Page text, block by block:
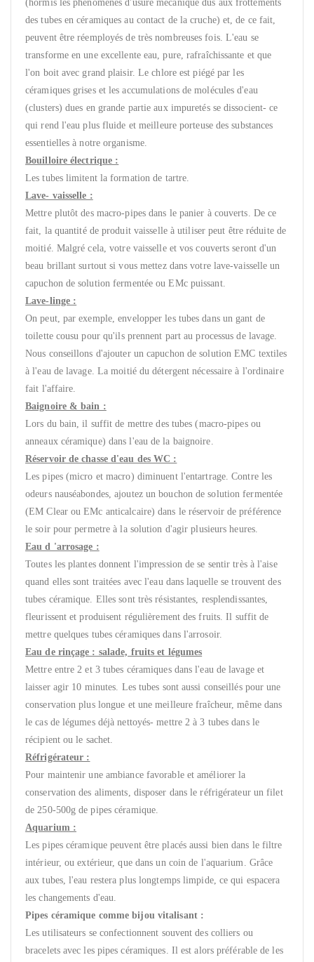
(hormis les phénomènes d'usure mécanique dus aux frottements
des tubes en céramiques au contact de la cruche) et, de ce fait,
peuvent être réemployés de très nombreuses fois. L'eau se
transforme en une excellente eau, pure, rafraîchissante et que
l'on boit avec grand plaisir. Le chlore est piégé par les
céramiques grises et les accumulations de molécules d'eau
(clusters) dues en grande partie aux impuretés se dissocient- ce
qui rend l'eau plus fluide et meilleure porteuse des substances
essentielles à notre organisme.
Bouilloire électrique :
Les tubes limitent la formation de tartre.
Lave- vaisselle :
Mettre plutôt des macro-pipes dans le panier à couverts. De ce
fait, la quantité de produit vaisselle à utiliser peut être réduite de
moitié. Malgré cela, votre vaisselle et vos couverts seront d'un
beau brillant surtout si vous mettez dans votre lave-vaisselle un
capuchon de solution fermentée ou EMc puissant.
Lave-linge :
On peut, par exemple, envelopper les tubes dans un gant de
toilette cousu pour qu'ils prennent part au processus de lavage.
Nous conseillons d'ajouter un capuchon de solution EMC textiles
à l'eau de lavage. La moitié du détergent nécessaire à l'ordinaire
fait l'affaire.
Baignoire & bain :
Lors du bain, il suffit de mettre des tubes (macro-pipes ou
anneaux céramique) dans l'eau de la baignoire.
Réservoir de chasse d'eau des WC :
Les pipes (micro et macro) diminuent l'entartrage. Contre les
odeurs nauséabondes, ajoutez un bouchon de solution fermentée
(EM Clear ou EMc anticalcaire) dans le réservoir de préférence
le soir pour permetre à la solution d'agir plusieurs heures.
Eau d 'arrosage :
Toutes les plantes donnent l'impression de se sentir très à l'aise
quand elles sont traitées avec l'eau dans laquelle se trouvent des
tubes céramique. Elles sont très résistantes, resplendissantes,
fleurissent et produisent régulièrement des fruits. Il suffit de
mettre quelques tubes céramiques dans l'arrosoir.
Eau de rinçage : salade, fruits et légumes
Mettre entre 2 et 3 tubes céramiques dans l'eau de lavage et
laisser agir 10 minutes. Les tubes sont aussi conseillés pour une
conservation plus longue et une meilleure fraîcheur, même dans
le cas de légumes déjà nettoyés- mettre 2 à 3 tubes dans le
récipient ou le sachet.
Réfrigérateur :
Pour maintenir une ambiance favorable et améliorer la
conservation des aliments, disposer dans le réfrigérateur un filet
de 250-500g de pipes céramique.
Aquarium :
Les pipes céramique peuvent être placés aussi bien dans le filtre
intérieur, ou extérieur, que dans un coin de l'aquarium. Grâce
aux tubes, l'eau restera plus longtemps limpide, ce qui espacera
les changements d'eau.
Pipes céramique comme bijou vitalisant :
Les utilisateurs se confectionnent souvent des colliers ou
bracelets avec les pipes céramiques. Il est alors préférable de les